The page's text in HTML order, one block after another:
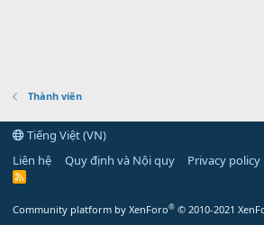
Thành viên
Tiếng Việt (VN)
Liên hệ
Quy định và Nội quy Privacy policy
R
Community platform by XenForo® © 2010-2021